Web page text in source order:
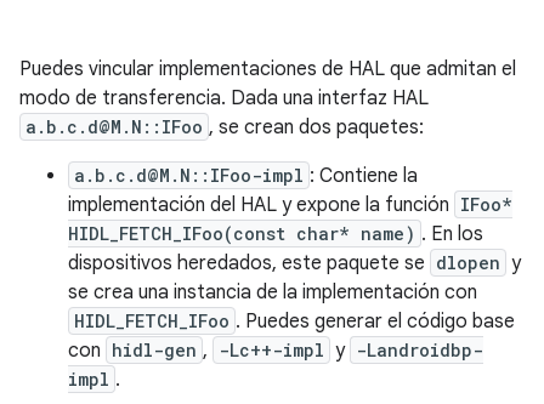
Puedes vincular implementaciones de HAL que admitan el
modo de transferencia. Dada una interfaz HAL
a.b.c.d@M.N::IFoo , se crean dos paquetes:
a.b.c.d@M.N::IFoo-impl : Contiene la
implementación del HAL y expone la función IFoo*
HIDL_FETCH_IFoo(const char* name) . En los
dispositivos heredados, este paquete se dlopen y
se crea una instancia de la implementación con
HIDL_FETCH_IFoo . Puedes generar el código base
con hidl-gen , -Lc++-impl y -Landroidbp-
impl .